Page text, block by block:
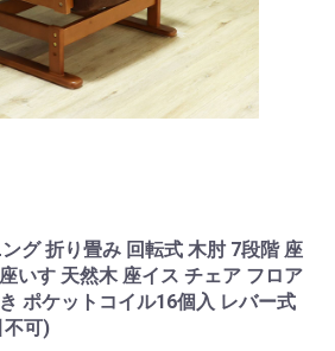
グ 折り畳み 回転式 木肘 7段階 座
いす 天然木 座イス チェア フロア
ポケットコイル16個入 レバー式
不可)